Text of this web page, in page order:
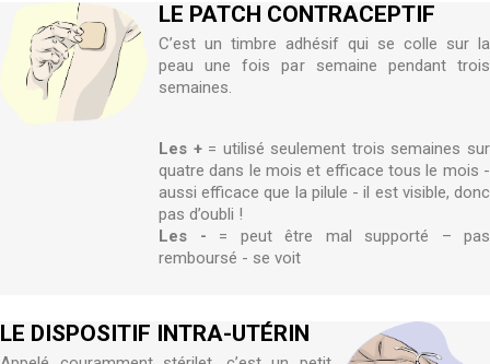
LE PATCH CONTRACEPTIF
C’est un timbre adhésif qui se colle sur la
peau une fois par semaine pendant trois
semaines.
Les += utilisé seulement trois semaines sur
quatre dans le mois et efficace tous le mois -
aussi efficace que la pilule - il est visible, donc
pas d’oubli !
Les - = peut être mal supporté – pas
remboursé - se voit
LE DISPOSITIF INTRA-UTÉRIN